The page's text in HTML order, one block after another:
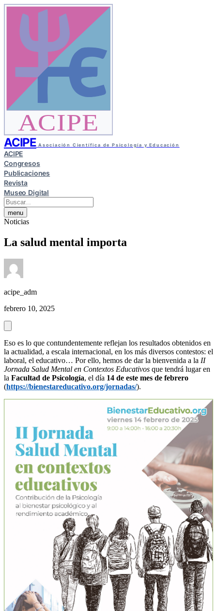
ACIPE
ACIPE Asociación Científica de Psicología y Educación
ACIPE
Congresos
Publicaciones
Revista
Museo Digital
menu
Noticias
La salud mental importa
acipe_adm
febrero 10, 2025
Eso es lo que contundentemente reflejan los resultados obtenidos en
la actualidad, a escala internacional, en los más diversos contestos: el
laboral, el educativo… Por ello, hemos de dar la bienvenida a la II
Jornada Salud Mental en Contextos Educativos que tendrá lugar en
la Facultad de Psicología, el día 14 de este mes de febrero
(https://bienestareducativo.org/jornadas/).